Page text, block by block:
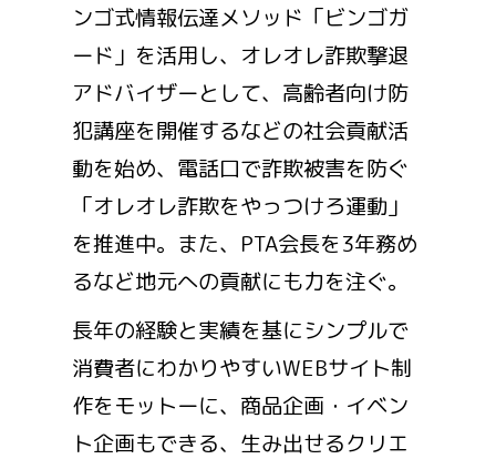
ンゴ式情報伝達メソッド「ビンゴガ
ード」を活用し、オレオレ詐欺撃退
アドバイザーとして、高齢者向け防
犯講座を開催するなどの社会貢献活
動を始め、電話口で詐欺被害を防ぐ
「オレオレ詐欺をやっつけろ運動」
を推進中。また、PTA会長を3年務め
るなど地元への貢献にも力を注ぐ。
長年の経験と実績を基にシンプルで
消費者にわかりやすいWEBサイト制
作をモットーに、商品企画・イベン
ト企画もできる、生み出せるクリエ